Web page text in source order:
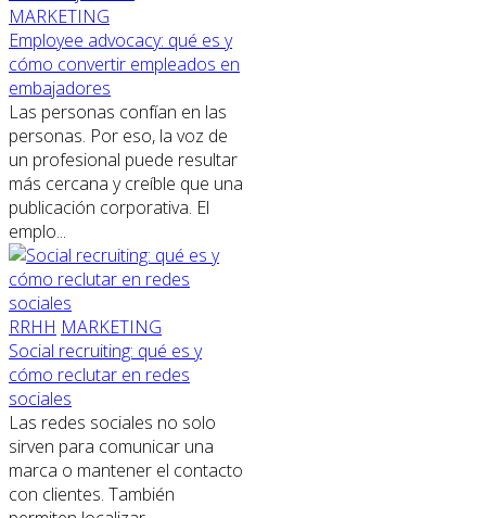
MARKETING
Employee advocacy: qué es y
cómo convertir empleados en
embajadores
Las personas confían en las
personas. Por eso, la voz de
un profesional puede resultar
más cercana y creíble que una
publicación corporativa. El
emplo...
RRHH MARKETING
Social recruiting: qué es y
cómo reclutar en redes
sociales
Las redes sociales no solo
sirven para comunicar una
marca o mantener el contacto
con clientes. También